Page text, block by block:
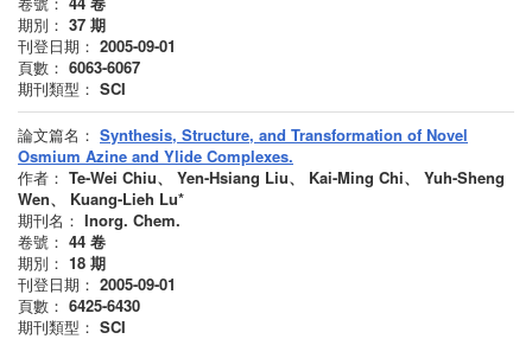
期別： 37 期
刊登日期： 2005-09-01
頁數： 6063-6067
期刊類型： SCI
論文篇名： Synthesis, Structure, and Transformation of Novel
Osmium Azine and Ylide Complexes.
作者： Te-Wei Chiu、 Yen-Hsiang Liu、 Kai-Ming Chi、 Yuh-Sheng
Wen、 Kuang-Lieh Lu*
期刊名： Inorg. Chem.
卷號： 44 卷
期別： 18 期
刊登日期： 2005-09-01
頁數： 6425-6430
期刊類型： SCI